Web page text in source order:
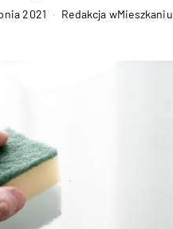
2021 Redakcja wMieszkaniu